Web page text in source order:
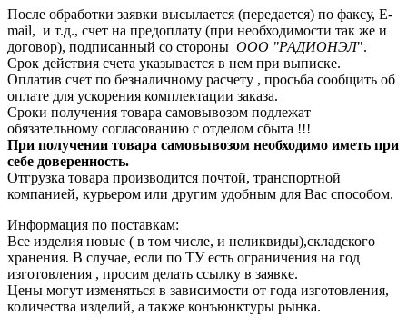
После обработки заявки высылается (передается) по факсу, E-
mail, и т.д., счет на предоплату (при необходимости так же и
договор), подписанный со стороны ООО "РАДИОНЭЛ".
Срок действия счета указывается в нем при выписке.
Оплатив счет по безналичному расчету , просьба сообщить об
оплате для ускорения комплектации заказа.
Сроки получения товара самовывозом подлежат
обязательному согласованию с отделом сбыта !!!
При получении товара самовывозом необходимо иметь при
себе доверенность.
Отгрузка товара производится почтой, транспортной
компанией, курьером или другим удобным для Вас способом.
Информация по поставкам:
Все изделия новые ( в том числе, и неликвиды),складского
хранения. В случае, если по ТУ есть ограничения на год
изготовления , просим делать ссылку в заявке.
Цены могут изменяться в зависимости от года изготовления,
количества изделий, а также конъюнктуры рынка.